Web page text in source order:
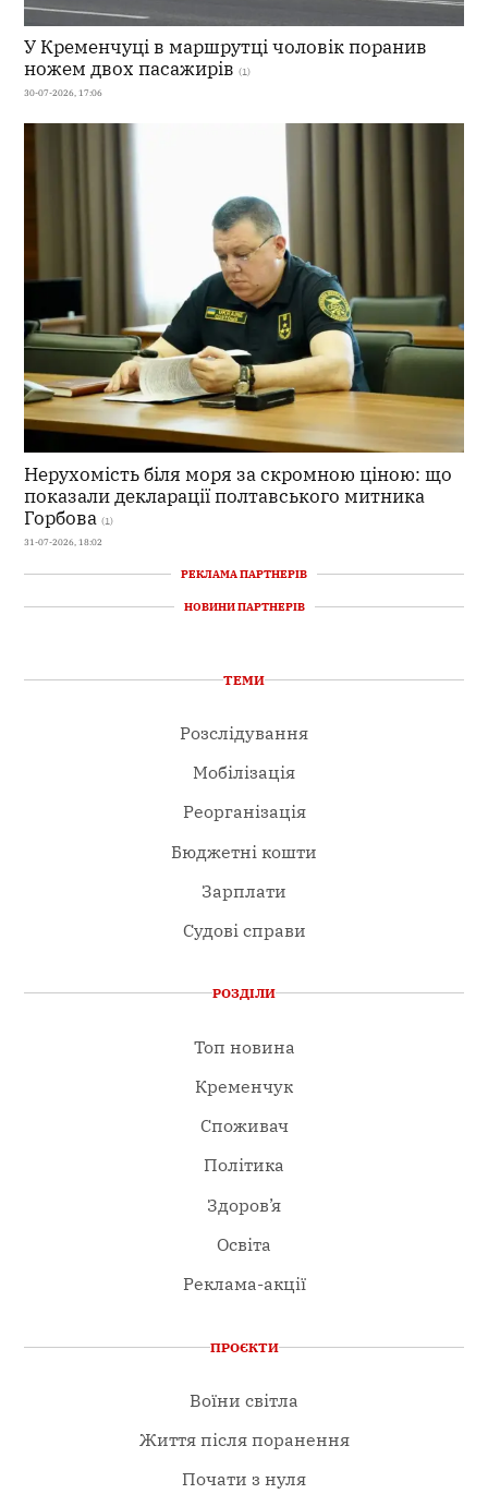
У Кременчуці в маршрутці чоловік поранив
ножем двох пасажирів (1)
30-07-2026, 17:06
Нерухомість біля моря за скромною ціною: що
показали декларації полтавського митника
Горбова (1)
31-07-2026, 18:02
РЕКЛАМА ПАРТНЕРІВ
НОВИНИ ПАРТНЕРІВ
ТЕМИ
Розслідування
Мобілізація
Реорганізація
Бюджетні кошти
Зарплати
Судові справи
РОЗДІЛИ
Топ новина
Кременчук
Споживач
Політика
Здоров’я
Освіта
Реклама-акції
ПРОЄКТИ
Воїни світла
Життя після поранення
Почати з нуля